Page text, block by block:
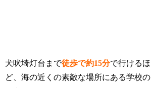
犬吠埼灯台まで徒歩で約15分で行けるほ
ど、海の近くの素敵な場所にある学校の